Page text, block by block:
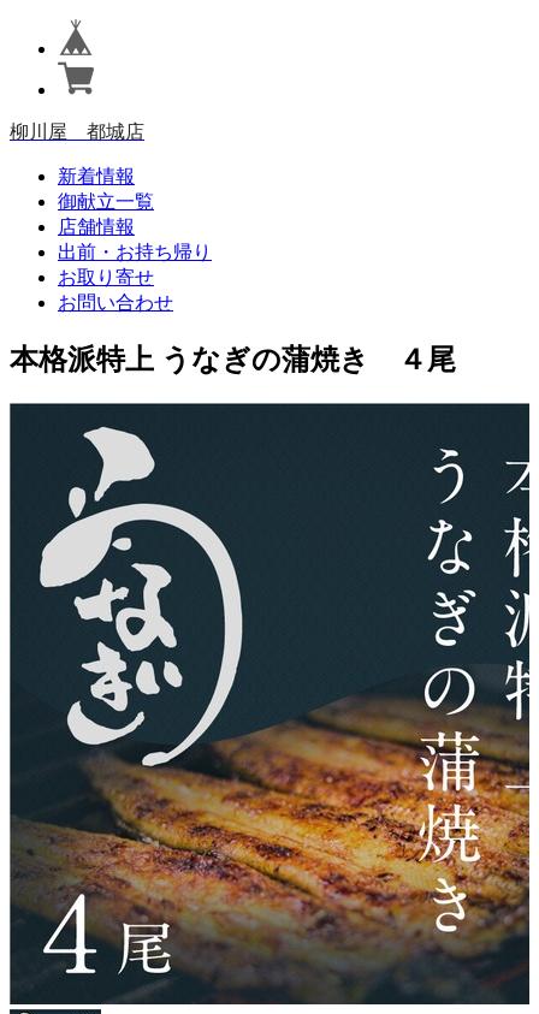
柳川屋 都城店
新着情報
御献立一覧
店舗情報
出前・お持ち帰り
お取り寄せ
お問い合わせ
本格派特上 うなぎの蒲焼き ４尾